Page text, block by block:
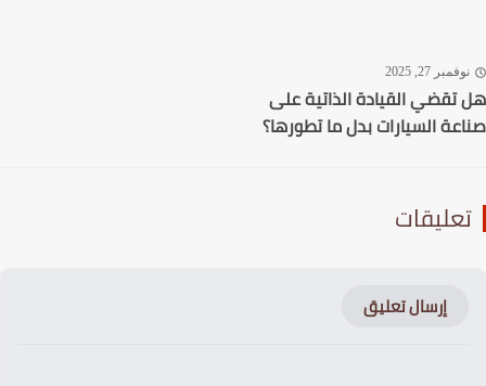
27, 2025
القيادة الذاتية على
السيارات بدل ما تطورها؟
إرسال تعليق